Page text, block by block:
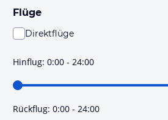
Flüge
Direktflüge
hoher Wahrscheinlichkeit Direktflüge sind.
prüfe vor der Buchung noch einmal die
Hinflug: 0:00 - 24:00
Rückflug: 0:00 - 24:00